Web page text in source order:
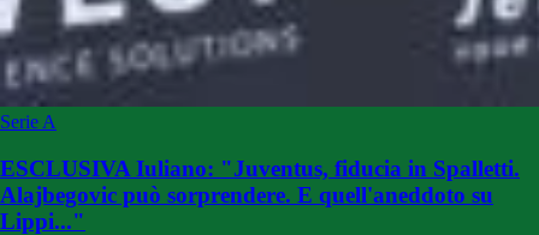
Serie A
ESCLUSIVA Iuliano: "Juventus, fiducia in Spalletti.
Alajbegovic può sorprendere. E quell'aneddoto su
Lippi..."